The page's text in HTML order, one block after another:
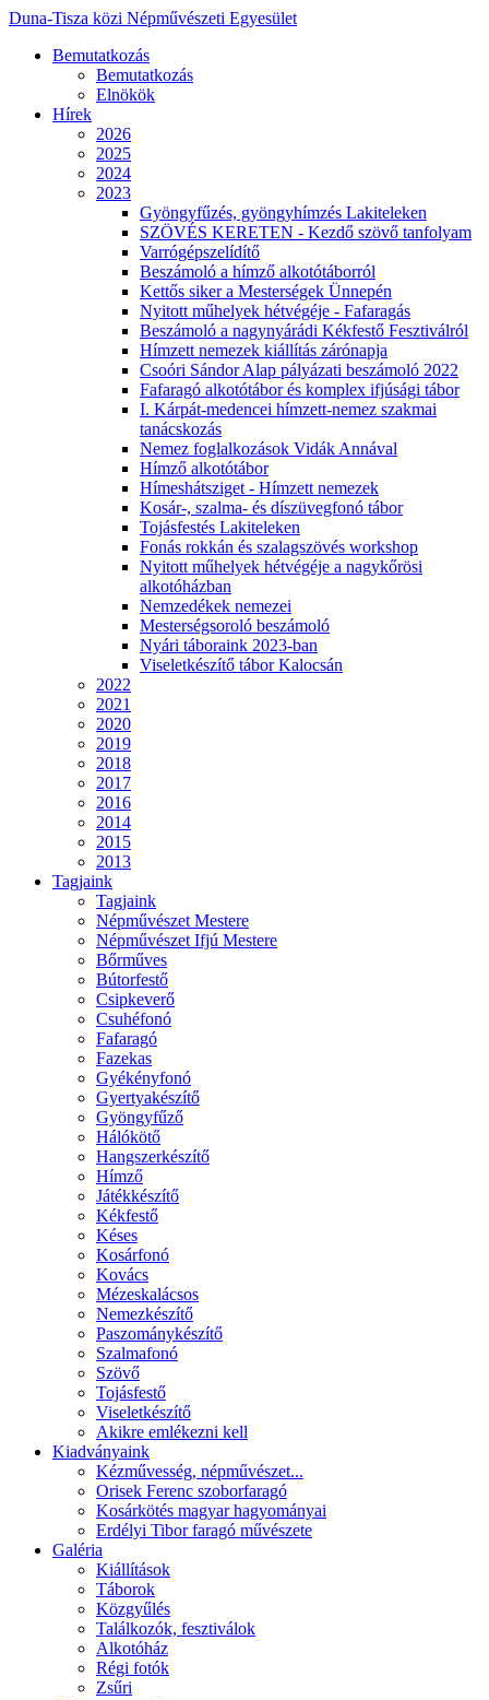
Duna-Tisza közi Népművészeti Egyesület
Bemutatkozás
Bemutatkozás
Elnökök
Hírek
2026
2025
2024
2023
Gyöngyfűzés, gyöngyhímzés Lakiteleken
SZÖVÉS KERETEN - Kezdő szövő tanfolyam
Varrógépszelídítő
Beszámoló a hímző alkotótáborról
Kettős siker a Mesterségek Ünnepén
Nyitott műhelyek hétvégéje - Fafaragás
Beszámoló a nagynyárádi Kékfestő Fesztiválról
Hímzett nemezek kiállítás zárónapja
Csoóri Sándor Alap pályázati beszámoló 2022
Fafaragó alkotótábor és komplex ifjúsági tábor
I. Kárpát-medencei hímzett-nemez szakmai
tanácskozás
Nemez foglalkozások Vidák Annával
Hímző alkotótábor
Hímeshátsziget - Hímzett nemezek
Kosár-, szalma- és díszüvegfonó tábor
Tojásfestés Lakiteleken
Fonás rokkán és szalagszövés workshop
Nyitott műhelyek hétvégéje a nagykőrösi
alkotóházban
Nemzedékek nemezei
Mesterségsoroló beszámoló
Nyári táboraink 2023-ban
Viseletkészítő tábor Kalocsán
2022
2021
2020
2019
2018
2017
2016
2014
2015
2013
Tagjaink
Tagjaink
Népművészet Mestere
Népművészet Ifjú Mestere
Bőrműves
Bútorfestő
Csipkeverő
Csuhéfonó
Fafaragó
Fazekas
Gyékényfonó
Gyertyakészítő
Gyöngyfűző
Hálókötő
Hangszerkészítő
Hímző
Játékkészítő
Kékfestő
Késes
Kosárfonó
Kovács
Mézeskalácsos
Nemezkészítő
Paszománykészítő
Szalmafonó
Szövő
Tojásfestő
Viseletkészítő
Akikre emlékezni kell
Kiadványaink
Kézművesség, népművészet...
Orisek Ferenc szoborfaragó
Kosárkötés magyar hagyományai
Erdélyi Tibor faragó művészete
Galéria
Kiállítások
Táborok
Közgyűlés
Találkozók, fesztiválok
Alkotóház
Régi fotók
Zsűri